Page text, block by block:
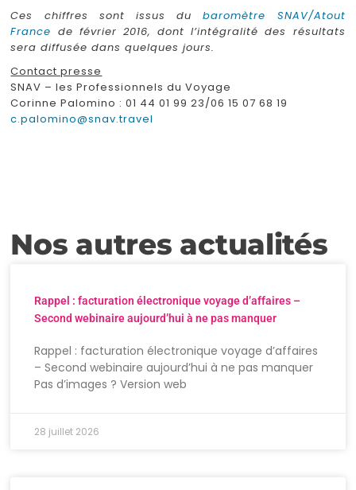
Ces chiffres sont issus dubaromètre SNAV/Atout
France de février 2016, dont l’intégralité des résultats
sera diffusée dans quelques jours.
Contact presse
SNAV – les Professionnels du Voyage
Corinne Palomino : 01 44 01 99 23/06 15 07 68 19
c.palomino@snav.travel
Nos autres actualités
Rappel : facturation électronique voyage d’affaires –
Second webinaire aujourd’hui à ne pas manquer
Rappel : facturation électronique voyage d’affaires
– Second webinaire aujourd’hui à ne pas manquer
Pas d’images ? Version web
28 juillet 2026